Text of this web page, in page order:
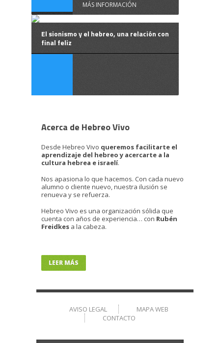
MÁS INFORMACIÓN
El sionismo y el hebreo, una relación con
final feliz
Acerca de Hebreo Vivo
Desde Hebreo Vivo queremos facilitarte el
aprendizaje del hebreo y acercarte a la
cultura hebrea e israelí.
Nos apasiona lo que hacemos. Con cada nuevo
alumno o cliente nuevo, nuestra ilusión se
renueva y se refuerza.
Hebreo Vivo es una organización sólida que
cuenta con años de experiencia… con Rubén
Freidkes a la cabeza.
LEER MÁS
AVISO LEGAL
MAPA WEB
CONTACTO